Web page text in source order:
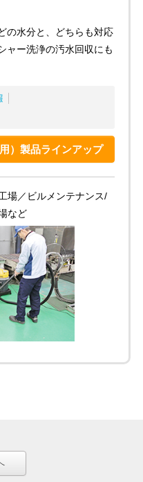
の水分と、どちらも対応
ャー洗浄の汚水回収にも
）製品ラインアップ
場／ビルメンテナンス/
など